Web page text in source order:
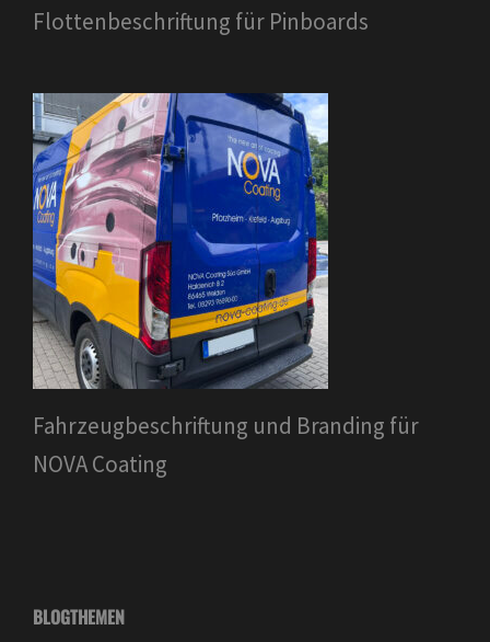
Flottenbeschriftung für Pinboards
Fahrzeugbeschriftung und Branding für
NOVA Coating
BLOGTHEMEN